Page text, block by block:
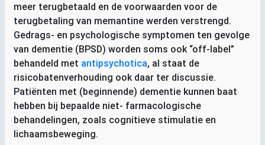
meer terugbetaald en de voorwaarden voor de
terugbetaling van memantine werden verstrengd.
Gedrags- en psychologische symptomen ten gevolge
van dementie (BPSD) worden soms ook “off-label”
behandeld met antipsychotica, al staat de
risicobatenverhouding ook daar ter discussie.
Patiënten met (beginnende) dementie kunnen baat
hebben bij bepaalde niet- farmacologische
behandelingen, zoals cognitieve stimulatie en
lichaamsbeweging.